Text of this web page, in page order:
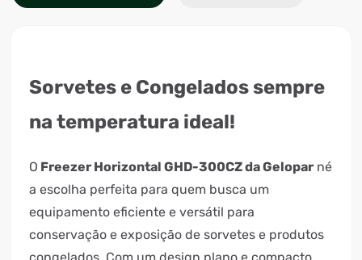
Sorvetes e Congelados sempre
na temperatura ideal!
O Freezer Horizontal GHD-300CZ da Gelopar né
a escolha perfeita para quem busca um
equipamento eficiente e versátil para
conservação e exposição de sorvetes e produtos